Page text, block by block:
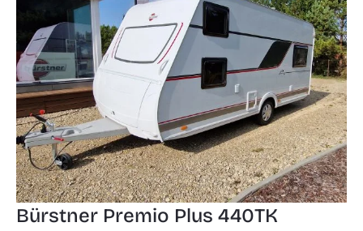
Bürstner Premio Plus 440TK